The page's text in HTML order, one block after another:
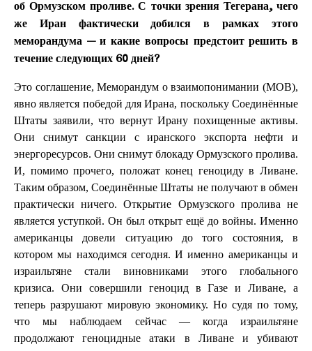
об Ормузском проливе. С точки зрения Тегерана, чего
же Иран фактически добился в рамках этого
меморандума — и какие вопросы предстоит решить в
течение следующих 60 дней?
Это соглашение, Меморандум о взаимопонимании (МОВ),
явно является победой для Ирана, поскольку Соединённые
Штаты заявили, что вернут Ирану похищенные активы.
Они снимут санкции с иранского экспорта нефти и
энергоресурсов. Они снимут блокаду Ормузского пролива.
И, помимо прочего, положат конец геноциду в Ливане.
Таким образом, Соединённые Штаты не получают в обмен
практически ничего. Открытие Ормузского пролива не
является уступкой. Он был открыт ещё до войны. Именно
американцы довели ситуацию до того состояния, в
котором мы находимся сегодня. И именно американцы и
израильтяне стали виновниками этого глобального
кризиса. Они совершили геноцид в Газе и Ливане, а
теперь разрушают мировую экономику. Но судя по тому,
что мы наблюдаем сейчас — когда израильтяне
продолжают геноцидные атаки в Ливане и убивают